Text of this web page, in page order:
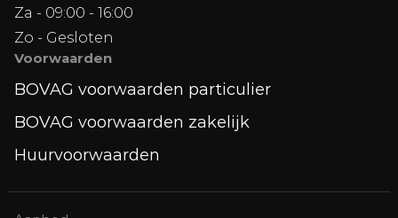
Za - 09:00 - 16:00
Zo - Gesloten
Voorwaarden
BOVAG voorwaarden particulier
BOVAG voorwaarden zakelijk
Huurvoorwaarden